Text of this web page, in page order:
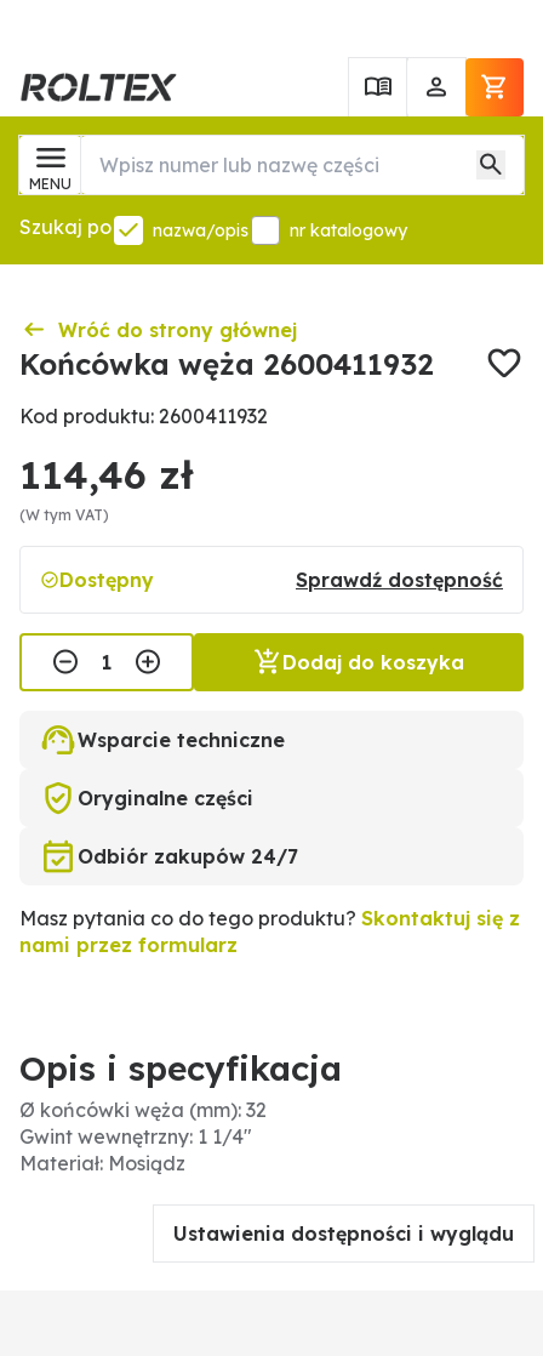
MENU
Szukaj po nazwa/opis nr katalogowy
Wróć do strony głównej
Końcówka węża 2600411932
Kod produktu: 2600411932
114,46 zł
(W tym VAT)
Dostępny Sprawdź dostępność
Dodaj do koszyka
Wsparcie techniczne
Oryginalne części
Odbiór zakupów 24/7
Masz pytania co do tego produktu? Skontaktuj się z
nami przez formularz
Opis i specyfikacja
Ø końcówki węża (mm): 32
Gwint wewnętrzny: 1 1/4"
Materiał: Mosiądz
Ustawienia dostępności i wyglądu